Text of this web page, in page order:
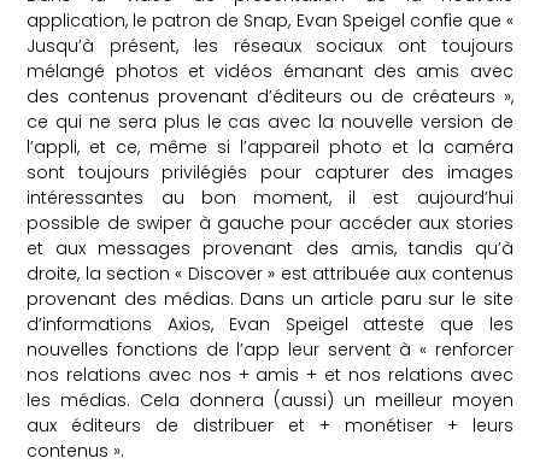
application, le patron de Snap, Evan Speigel confie que «
Jusqu’à présent, les réseaux sociaux ont toujours
mélangé photos et vidéos émanant des amis avec
des contenus provenant d’éditeurs ou de créateurs »,
ce qui ne sera plus le cas avec la nouvelle version de
l’appli, et ce, même si l’appareil photo et la caméra
sont toujours privilégiés pour capturer des images
intéressantes au bon moment, il est aujourd’hui
possible de swiper à gauche pour accéder aux stories
et aux messages provenant des amis, tandis qu’à
droite, la section « Discover » est attribuée aux contenus
provenant des médias. Dans un article paru sur le site
d’informations Axios, Evan Speigel atteste que les
nouvelles fonctions de l’app leur servent à « renforcer
nos relations avec nos + amis + et nos relations avec
les médias. Cela donnera (aussi) un meilleur moyen
aux éditeurs de distribuer et + monétiser + leurs
contenus ».